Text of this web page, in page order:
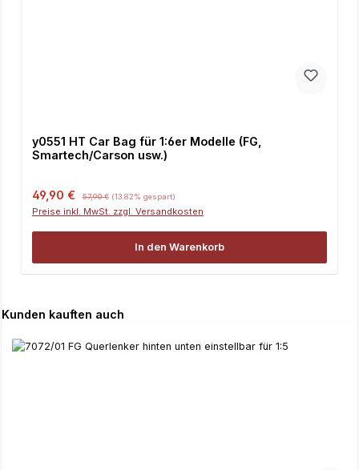
y0551 HT Car Bag für 1:6er Modelle (FG,
Smartech/Carson usw.)
Verkaufspreis:
49,90 € 57,90 € (13.82% gespart)
Preise inkl. MwSt. zzgl. Versandkosten
In den Warenkorb
Produktgalerie überspringen
Kunden kauften auch